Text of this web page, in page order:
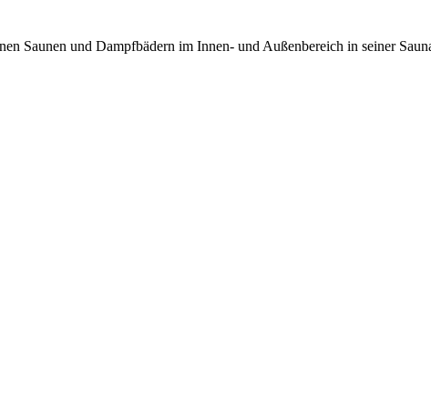
Saunen und Dampfbädern im Innen- und Außenbereich in seiner